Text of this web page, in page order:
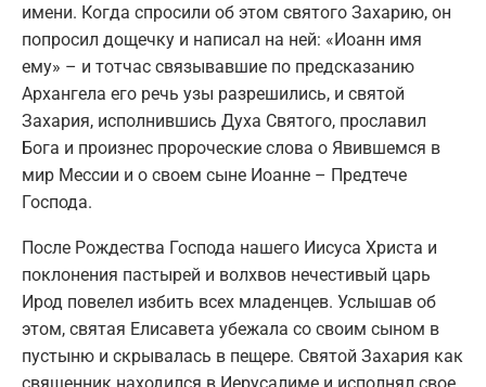
имени. Когда спросили об этом святого Захарию, он
попросил дощечку и написал на ней: «Иоанн имя
ему» – и тотчас связывавшие по предсказанию
Архангела его речь узы разрешились, и святой
Захария, исполнившись Духа Святого, прославил
Бога и произнес пророческие слова о Явившемся в
мир Мессии и о своем сыне Иоанне – Предтече
Господа.
После Рождества Господа нашего Иисуса Христа и
поклонения пастырей и волхвов нечестивый царь
Ирод повелел избить всех младенцев. Услышав об
этом, святая Елисавета убежала со своим сыном в
пустыню и скрывалась в пещере. Святой Захария как